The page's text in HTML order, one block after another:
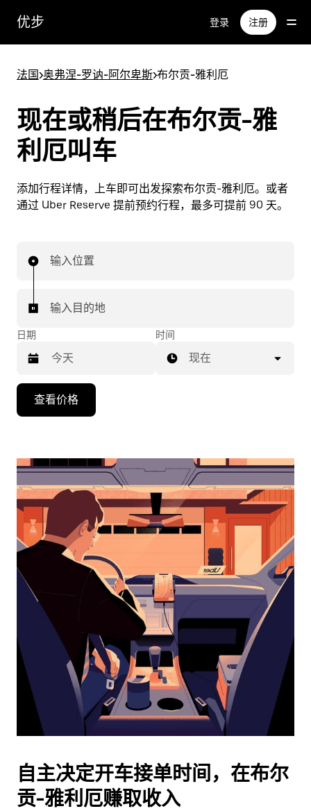
优步 登录 注册
法国>奥弗涅-罗讷-阿尔卑斯>布尔贡-雅利厄
现在或稍后在布尔贡-雅
利厄叫车
添加行程详情，上车即可出发探索布尔贡-雅利厄。或者
通过 Uber Reserve 提前预约行程，最多可提前 90 天。
输入位置
输入目的地
日期
向
头
浏
日
并
期。
按
退
闭
日
历。
时间
现在
查看价格
自主决定开车接单时间，在布尔
贡-雅利厄赚取收入